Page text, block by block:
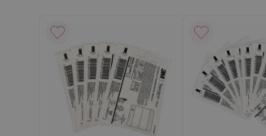
Escreva uma avaliação